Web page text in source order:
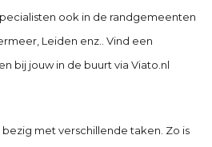
ook in de randgemeenten
Leiden enz.. Vind een
bij jouw in de buurt via Viato.nl
met verschillende taken. Zo is